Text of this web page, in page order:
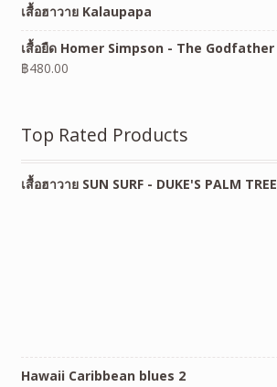
เสื้อฮาวาย Kalaupapa
เสื้อยืด Homer Simpson - The Godfather
฿480.00
Top Rated Products
เสื้อฮาวาย SUN SURF - DUKE'S PALM TREE
Hawaii Caribbean blues 2